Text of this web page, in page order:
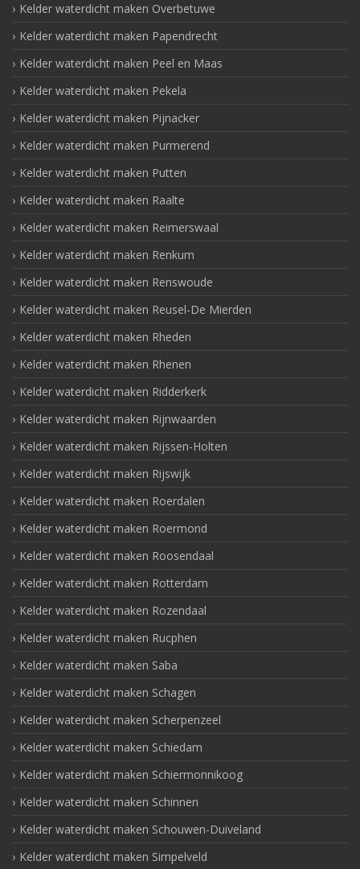
Kelder waterdicht maken Overbetuwe
Kelder waterdicht maken Papendrecht
Kelder waterdicht maken Peel en Maas
Kelder waterdicht maken Pekela
Kelder waterdicht maken Pijnacker
Kelder waterdicht maken Purmerend
Kelder waterdicht maken Putten
Kelder waterdicht maken Raalte
Kelder waterdicht maken Reimerswaal
Kelder waterdicht maken Renkum
Kelder waterdicht maken Renswoude
Kelder waterdicht maken Reusel-De Mierden
Kelder waterdicht maken Rheden
Kelder waterdicht maken Rhenen
Kelder waterdicht maken Ridderkerk
Kelder waterdicht maken Rijnwaarden
Kelder waterdicht maken Rijssen-Holten
Kelder waterdicht maken Rijswijk
Kelder waterdicht maken Roerdalen
Kelder waterdicht maken Roermond
Kelder waterdicht maken Roosendaal
Kelder waterdicht maken Rotterdam
Kelder waterdicht maken Rozendaal
Kelder waterdicht maken Rucphen
Kelder waterdicht maken Saba
Kelder waterdicht maken Schagen
Kelder waterdicht maken Scherpenzeel
Kelder waterdicht maken Schiedam
Kelder waterdicht maken Schiermonnikoog
Kelder waterdicht maken Schinnen
Kelder waterdicht maken Schouwen-Duiveland
Kelder waterdicht maken Simpelveld